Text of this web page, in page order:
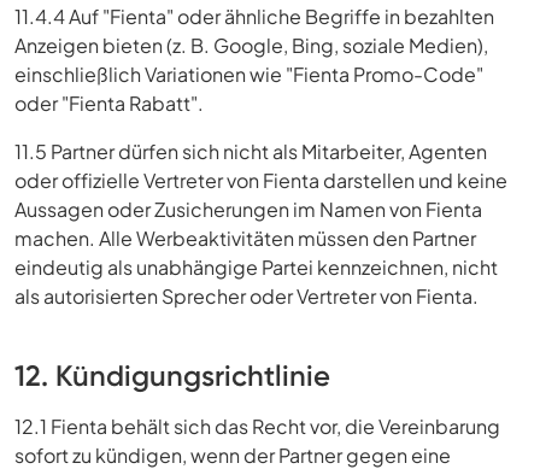
11.4.4 Auf "Fienta" oder ähnliche Begriffe in bezahlten
Anzeigen bieten (z. B. Google, Bing, soziale Medien),
einschließlich Variationen wie "Fienta Promo-Code"
oder "Fienta Rabatt".
11.5 Partner dürfen sich nicht als Mitarbeiter, Agenten
oder offizielle Vertreter von Fienta darstellen und keine
Aussagen oder Zusicherungen im Namen von Fienta
machen. Alle Werbeaktivitäten müssen den Partner
eindeutig als unabhängige Partei kennzeichnen, nicht
als autorisierten Sprecher oder Vertreter von Fienta.
12. Kündigungsrichtlinie
12.1 Fienta behält sich das Recht vor, die Vereinbarung
sofort zu kündigen, wenn der Partner gegen eine